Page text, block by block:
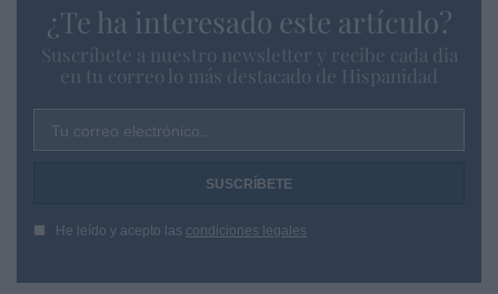
¿Te ha interesado este artículo?
Suscríbete a nuestro newsletter y recibe cada dia
en tu correo lo más destacado de Hispanidad
Tu correo electrónico...
He leído y acepto las condiciones legales